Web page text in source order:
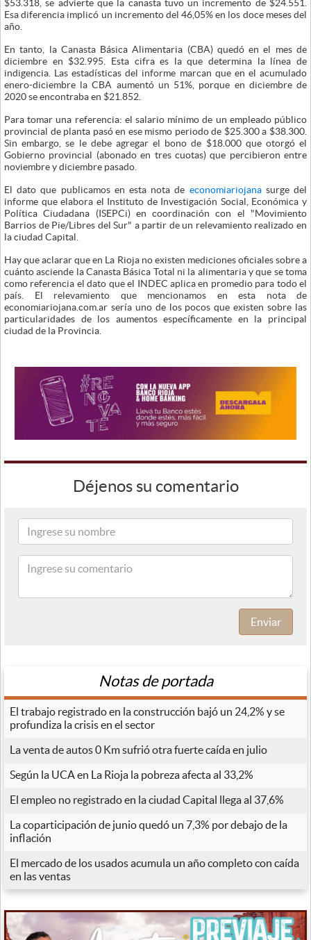
$53.318, se advierte que la canasta tuvo un incremento de $24.551.
Esa diferencia implicó un incremento del 46,05% en los doce meses del
año.
En tanto, la Canasta Básica Alimentaria (CBA) quedó en el mes de
diciembre en $32.995. Esta cifra es la que determina la línea de
indigencia. Las estadísticas del informe marcan que en el acumulado
enero-diciembre la CBA aumentó un 51%, porque en diciembre de
2020 se encontraba en $21.852.
Para tomar una referencia: el salario mínimo de un empleado público
provincial de planta pasó en ese mismo periodo de $25.300 a $38.300.
Sin embargo, se le debe agregar el bono de $18.000 que otorgó el
Gobierno provincial (abonado en tres cuotas) que percibieron entre
noviembre y diciembre pasado.
El dato que publicamos en esta nota de economiariojanasurge del
informe que elabora el Instituto de Investigación Social, Económica y
Política Ciudadana (ISEPCi) en coordinación con el "Movimiento
Barrios de Pie/Libres del Sur" a partir de un relevamiento realizado en
la ciudad Capital.
Hay que aclarar que en La Rioja no existen mediciones oficiales sobre a
cuánto asciende la Canasta Básica Total ni la alimentaria y que se toma
como referencia el dato que el INDEC aplica en promedio para todo el
país. El relevamiento que mencionamos en esta nota de
economiariojana.com.ar sería uno de los pocos que existen sobre las
particularidades de los aumentos específicamente en la principal
ciudad de la Provincia.
Déjenos su comentario
Enviar
Notas de portada
El trabajo registrado en la construcción bajó un 24,2% y se
profundiza la crisis en el sector
La venta de autos 0 Km sufrió otra fuerte caída en julio
Según la UCA en La Rioja la pobreza afecta al 33,2%
El empleo no registrado en la ciudad Capital llega al 37,6%
La coparticipación de junio quedó un 7,3% por debajo de la
inflación
El mercado de los usados acumula un año completo con caída
en las ventas